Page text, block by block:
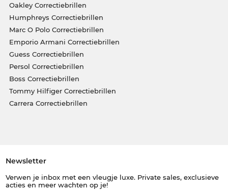
Oakley Correctiebrillen
Humphreys Correctiebrillen
Marc O Polo Correctiebrillen
Emporio Armani Correctiebrillen
Guess Correctiebrillen
Persol Correctiebrillen
Boss Correctiebrillen
Tommy Hilfiger Correctiebrillen
Carrera Correctiebrillen
Newsletter
Verwen je inbox met een vleugje luxe. Private sales, exclusieve
acties en meer wachten op je!